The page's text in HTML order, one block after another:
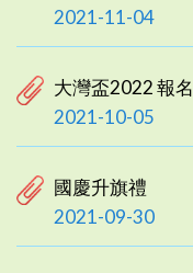
2021-11-04
大灣盃2022 報名
2021-10-05
國慶升旗禮
2021-09-30